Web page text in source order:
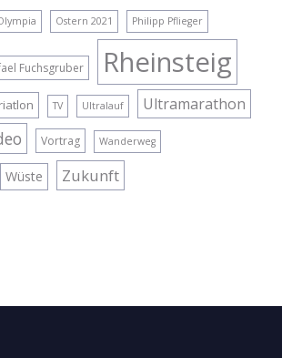
Ostern 2021 Philipp Pflieger
Fuchsgruber Rheinsteig
TV Ultralauf Ultramarathon
Vortrag Wanderweg
Wüste Zukunft